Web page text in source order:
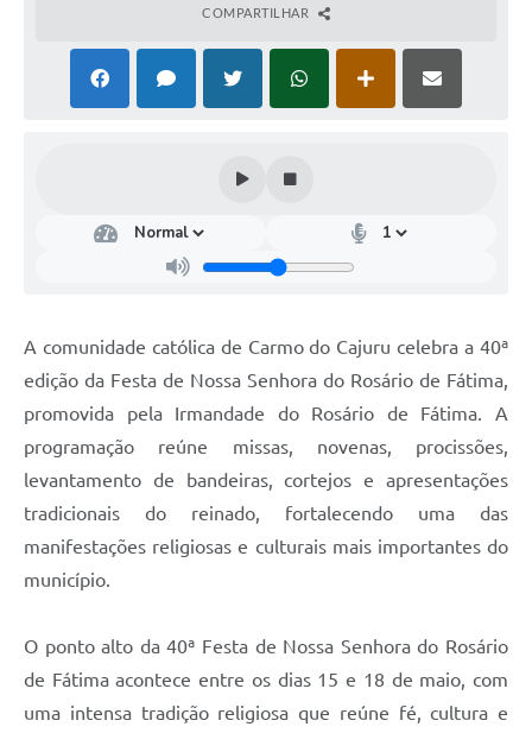
COMPARTILHAR
A comunidade católica de Carmo do Cajuru celebra a 40ª
edição da Festa de Nossa Senhora do Rosário de Fátima,
promovida pela Irmandade do Rosário de Fátima. A
programação reúne missas, novenas, procissões,
levantamento de bandeiras, cortejos e apresentações
tradicionais do reinado, fortalecendo uma das
manifestações religiosas e culturais mais importantes do
município.
O ponto alto da 40ª Festa de Nossa Senhora do Rosário
de Fátima acontece entre os dias 15 e 18 de maio, com
uma intensa tradição religiosa que reúne fé, cultura e